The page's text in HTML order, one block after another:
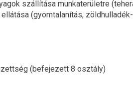
szállítása munkaterületre
(gyomtalanítás,
(befejezett 8 osztály)